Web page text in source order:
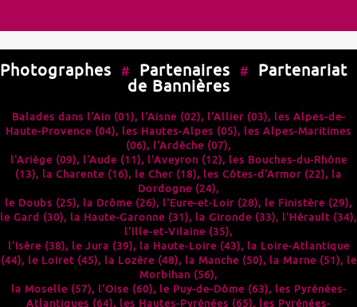
Photographes # Partenaires # Partenariat
de Bannières
Balades dans l'Ain (01), l'Aisne (02), l'Allier (03), les Alpes-de-
Haute-Provence (04), les Hautes-Alpes (05), les Alpes-Maritimes
(06), l'Ardèche (07),
l'Ariège (09), l'Aude (11), l'Aveyron (12), les Bouches-du-Rhône
(13), la Charente (16), le Cher (18), les Côtes-d'Armor (22), la
Dordogne (24),
le Doubs (25), la Drôme (26), l'Eure-et-Loir (28), le Finistère (29),
le Gard (30), la Haute-Garonne (31), la Gironde (33), l'Hérault (34),
l'Ille-et-Vilaine (35),
l'Isère (38), le Jura (39), la Haute-Loire (43), la Loire-Atlantique
(44), le Loiret (45), la Lozère (48), la Manche (50), la Marne (51), le
Morbihan (56),
la Moselle (57), l'Oise (60), le Puy-de-Dôme (63), les Pyrénées-
Atlantiques (64), les Hautes-Pyrénées (65), les Pyrénées-